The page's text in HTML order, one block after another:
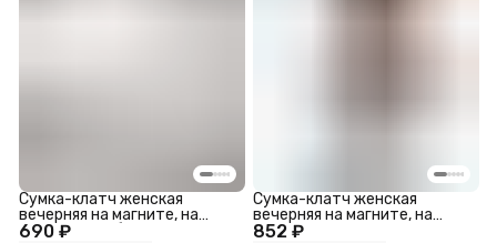
690 ₽
Сумка-клатч женская
вечерняя на магните, на
цепочке, комбинированная,
852 ₽
Сумка-клатч женская
вечерняя на магните, на
цепочке, с декоративной